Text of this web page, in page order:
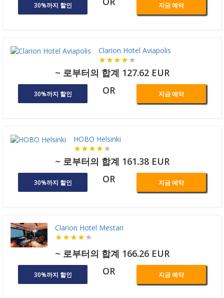
30%까지 할인 지금 예약
Clarion Hotel Aviapolis
~ 로부터의 합계 127.62 EUR
30%까지 할인 OR 지금 예약
HOBO Helsinki
~ 로부터의 합계 161.38 EUR
30%까지 할인 OR 지금 예약
Clarion Hotel Mestari
~ 로부터의 합계 166.26 EUR
30%까지 할인 OR 지금 예약